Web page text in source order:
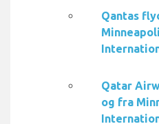
Qantas
Qatar
og fra